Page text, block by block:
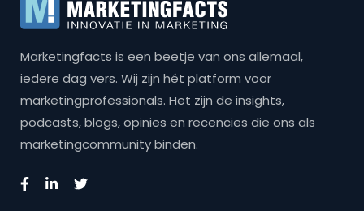
Marketingfacts is een beetje van ons allemaal,
iedere dag vers. Wij zijn hét platform voor
marketingprofessionals. Het zijn de insights,
podcasts, blogs, opinies en recencies die ons als
marketingcommunity binden.